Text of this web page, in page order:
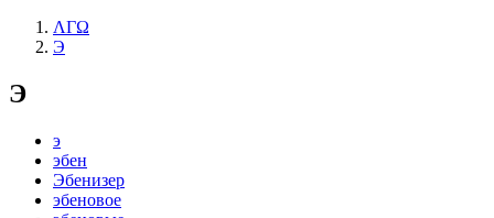
ΛΓΩ
Э
Э
э
эбен
Эбенизер
эбеновое